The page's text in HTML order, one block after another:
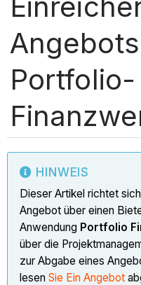
Portfolio-
HINWEIS
Dieser Artikel richtet
Angebot über einen
Anwendung Portfolio
über die
zur Abgabe eines
lesenSie Ein Angebot